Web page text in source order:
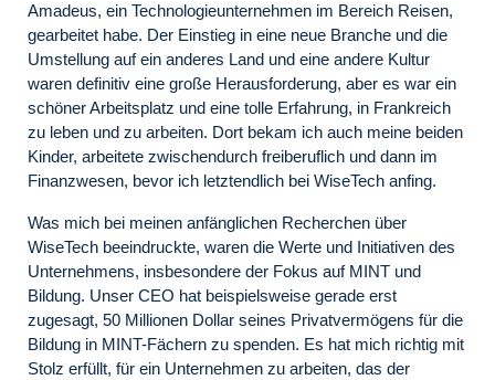
Amadeus, ein Technologieunternehmen im Bereich Reisen,
gearbeitet habe. Der Einstieg in eine neue Branche und die
Umstellung auf ein anderes Land und eine andere Kultur
waren definitiv eine große Herausforderung, aber es war ein
schöner Arbeitsplatz und eine tolle Erfahrung, in Frankreich
zu leben und zu arbeiten. Dort bekam ich auch meine beiden
Kinder, arbeitete zwischendurch freiberuflich und dann im
Finanzwesen, bevor ich letztendlich bei WiseTech anfing.
Was mich bei meinen anfänglichen Recherchen über
WiseTech beeindruckte, waren die Werte und Initiativen des
Unternehmens, insbesondere der Fokus auf MINT und
Bildung. Unser CEO hat beispielsweise gerade erst
zugesagt, 50 Millionen Dollar seines Privatvermögens für die
Bildung in MINT-Fächern zu spenden. Es hat mich richtig mit
Stolz erfüllt, für ein Unternehmen zu arbeiten, das der